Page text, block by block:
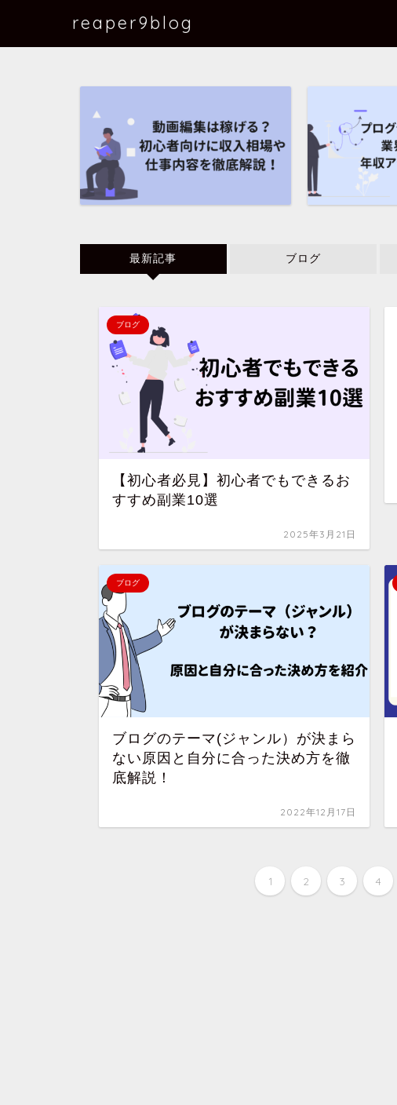
reaper9blog
最新記事 ブログ
ブログ
【初心者必見】初心者でもできるお
すすめ副業10選
2025年3月21日
ブログ
ブログのテーマ(ジャンル）が決まら
ない原因と自分に合った決め方を徹
底解説！
2022年12月17日
1 2 3 4